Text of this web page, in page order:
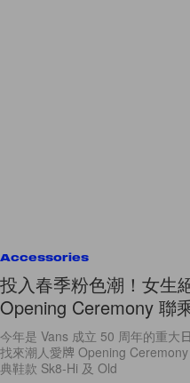
Accessories
投入春季粉色潮！女生
Opening Ceremony 聯
今年是 Vans 成立 50 周年的重大
找來潮人愛牌 Opening
典鞋款 Sk8-Hi 及 Old